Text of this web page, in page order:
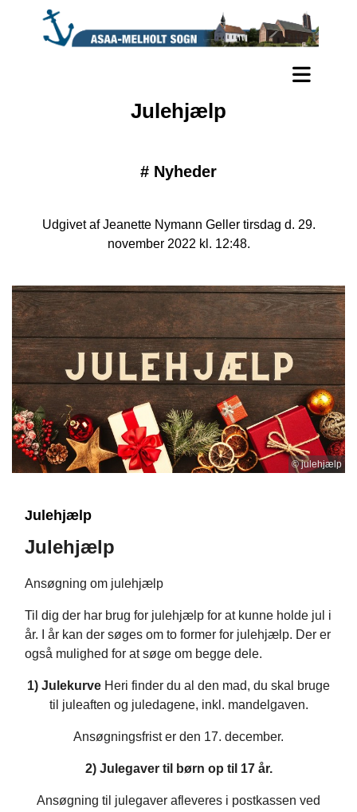
Julehjælp
# Nyheder
Udgivet af Jeanette Nymann Geller tirsdag d. 29.
november 2022 kl. 12:48.
© julehjælp
Julehjælp
Julehjælp
Ansøgning om julehjælp
Til dig der har brug for julehjælp for at kunne holde jul i
år. I år kan der søges om to former for julehjælp. Der er
også mulighed for at søge om begge dele.
1) Julekurve Heri finder du al den mad, du skal bruge
til juleaften og juledagene, inkl. mandelgaven.
Ansøgningsfrist er den 17. december.
2) Julegaver til børn op til 17 år.
Ansøgning til julegaver afleveres i postkassen ved